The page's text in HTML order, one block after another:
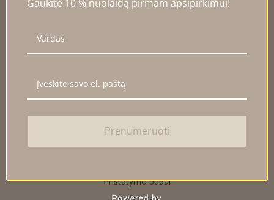
INFORMACIJA KLIENTUI
Pristatymo būdai
Gaukite 10 % nuolaidą pirmam apsipirkimui!
Prenumeruoti